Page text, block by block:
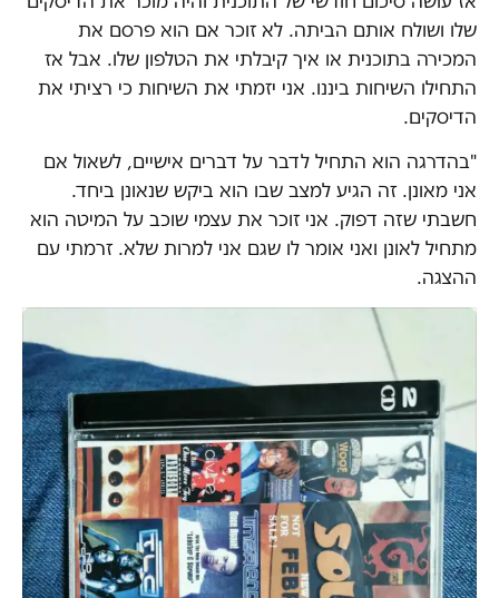
שלו ושולח אותם הביתה. לא זוכר אם הוא פרסם את
המכירה בתוכנית או איך קיבלתי את הטלפון שלו. אבל אז
התחילו השיחות ביננו. אני יזמתי את השיחות כי רציתי את
הדיסקים.
"בהדרגה הוא התחיל לדבר על דברים אישיים, לשאול אם
אני מאונן. זה הגיע למצב שבו הוא ביקש שנאונן ביחד.
חשבתי שזה דפוק. אני זוכר את עצמי שוכב על המיטה הוא
מתחיל לאונן ואני אומר לו שגם אני למרות שלא. זרמתי עם
ההצגה.